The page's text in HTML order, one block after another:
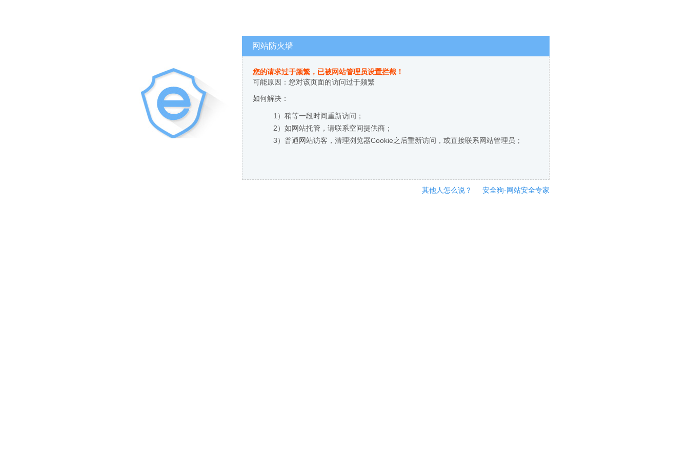
网站防火墙
您的请求过于频繁，已被网站管理员设置拦截！
可能原因：您对该页面的访问过于频繁
如何解决：
1）稍等一段时间重新访问；
2）如网站托管，请联系空间提供商；
3）普通网站访客，清理浏览器Cookie之后重新访问，或直接联系网站管理员；
其他人怎么说？ 安全狗-网站安全专家